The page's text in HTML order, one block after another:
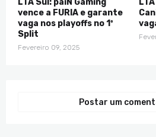
LTA Sul: paiN Gaming
vence a FURIA e garante
vaga nos playoffs no 1º
Split
Fevereiro 09, 2025
Postar um